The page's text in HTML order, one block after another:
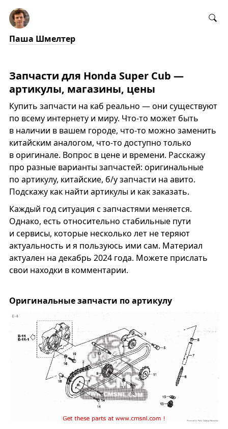
Паша Шмелтер
Запчасти для Honda Super Cub —
артикулы, магазины, цены
Купить запчасти на каб реально — они существуют
по всему интернету и миру. Что-то может быть
в наличии в вашем городе, что-то можно заменить
китайским аналогом, что-то доступно только
в оригинале. Вопрос в цене и времени. Расскажу
про разные варианты запчастей: оригинальные
по артикулу, китайские, б/у запчасти на авито.
Подскажу как найти артикулы и как заказать.
Каждый год ситуация с запчастями меняется.
Однако, есть относительно стабильные пути
и сервисы, которые несколько лет не теряют
актуальность и я пользуюсь ими сам. Материал
актуален на декабрь 2024 года. Можете прислать
свои находки в комментарии.
Оригинальные запчасти по артикулу